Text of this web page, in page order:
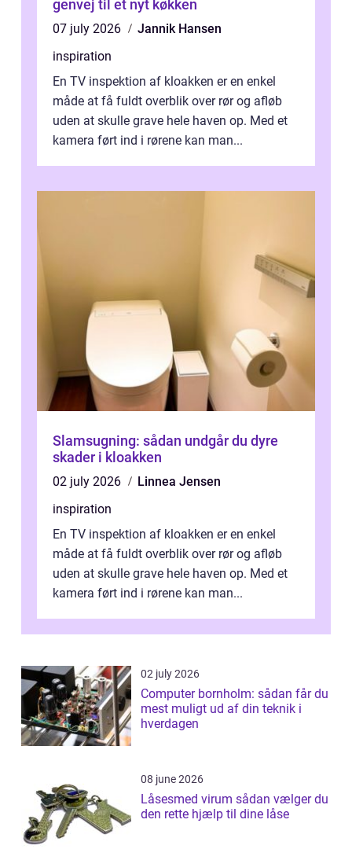
genvej til et nyt køkken
07 july 2026
Jannik Hansen
inspiration
En TV inspektion af kloakken er en enkel
måde at få fuldt overblik over rør og afløb
uden at skulle grave hele haven op. Med et
kamera ført ind i rørene kan man...
Slamsugning: sådan undgår du dyre
skader i kloakken
02 july 2026
Linnea Jensen
inspiration
En TV inspektion af kloakken er en enkel
måde at få fuldt overblik over rør og afløb
uden at skulle grave hele haven op. Med et
kamera ført ind i rørene kan man...
02 july 2026
Computer bornholm: sådan får du
mest muligt ud af din teknik i
hverdagen
08 june 2026
Låsesmed virum sådan vælger du
den rette hjælp til dine låse